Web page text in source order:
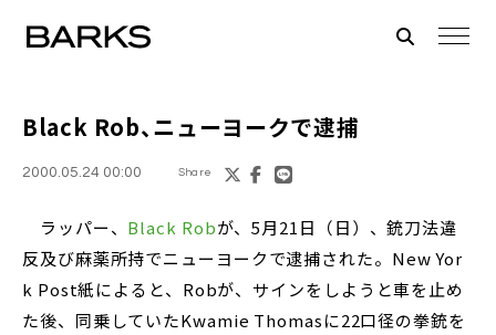
Black Rob、ニューヨークで逮捕
2000.05.24 00:00 Share
ラッパー、 Black Robが、5月21日（日）、銃刀法違
反及び麻薬所持でニューヨークで逮捕された。New Yor
k Post紙によると、Robが、サインをしようと車を止め
た後、同乗していたKwamie Thomasに22口径の拳銃を